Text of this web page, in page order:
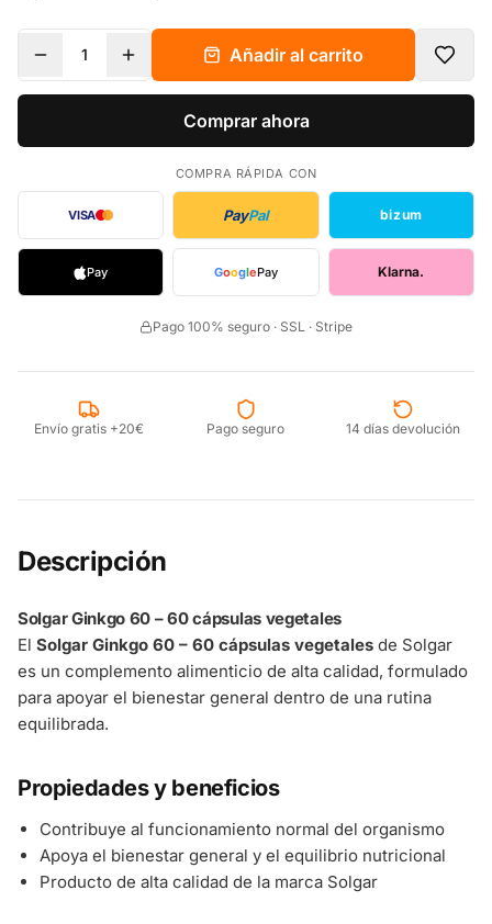
1 Añadir al carrito
Comprar ahora
COMPRA RÁPIDA CON
VISA PayPal bizum
Pay GooglePay Klarna.
Pago 100% seguro · SSL · Stripe
Envío gratis +20€ Pago seguro 14 días devolución
Descripción
Solgar Ginkgo 60 – 60 cápsulas vegetales
El Solgar Ginkgo 60 – 60 cápsulas vegetales de Solgar
es un complemento alimenticio de alta calidad, formulado
para apoyar el bienestar general dentro de una rutina
equilibrada.
Propiedades y beneficios
Contribuye al funcionamiento normal del organismo
Apoya el bienestar general y el equilibrio nutricional
Producto de alta calidad de la marca Solgar